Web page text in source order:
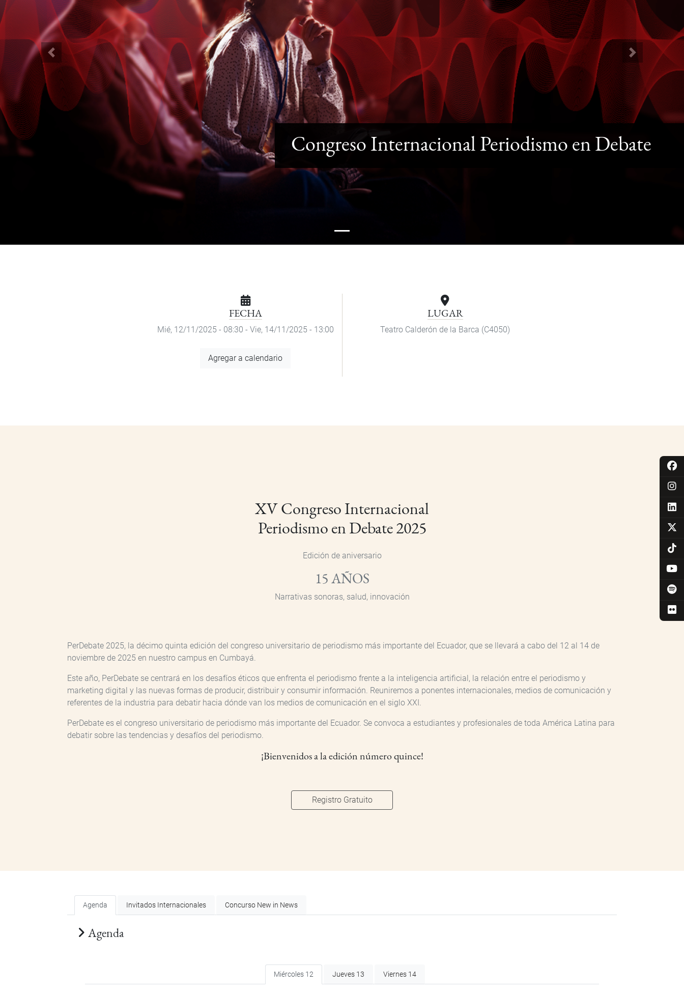
Previous Next
Congreso Internacional Periodismo en Debate
FECHA
Mié, 12/11/2025 - 08:30 - Vie, 14/11/2025 - 13:00
Agregar a calendario
LUGAR
Teatro Calderón de la Barca (C4050)
XV Congreso Internacional
Periodismo en Debate 2025
Edición de aniversario
15 AÑOS
Narrativas sonoras, salud, innovación
PerDebate 2025, la décimo quinta edición del congreso universitario de periodismo más importante del Ecuador, que se llevará a cabo del 12 al 14 de
noviembre de 2025 en nuestro campus en Cumbayá.
Este año, PerDebate se centrará en los desafíos éticos que enfrenta el periodismo frente a la inteligencia artificial, la relación entre el periodismo y
marketing digital y las nuevas formas de producir, distribuir y consumir información. Reuniremos a ponentes internacionales, medios de comunicación y
referentes de la industria para debatir hacia dónde van los medios de comunicación en el siglo XXI.
PerDebate es el congreso universitario de periodismo más importante del Ecuador. Se convoca a estudiantes y profesionales de toda América Latina para
debatir sobre las tendencias y desafíos del periodismo.
¡Bienvenidos a la edición número quince!
Registro Gratuito
Agenda Invitados Internacionales Concurso New in News
Agenda
Miércoles 12 Jueves 13 Viernes 14